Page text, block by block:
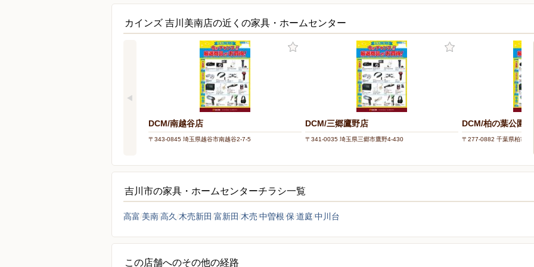
カインズ 吉川美南店の近くの家具・ホームセンター
DCM/南越谷店
〒343-0845 埼玉県越谷市南越谷2-7-5
DCM/三郷鷹野店
〒341-0035 埼玉県三郷市鷹野4-430
DCM/柏の葉公園店
〒277-0882 千葉県柏市柏
吉川市の家具・ホームセンターチラシ一覧
高富 美南高久 木売新田 富新田 木売 中曽根 保 道庭 中川台
この店舗へのその他の経路